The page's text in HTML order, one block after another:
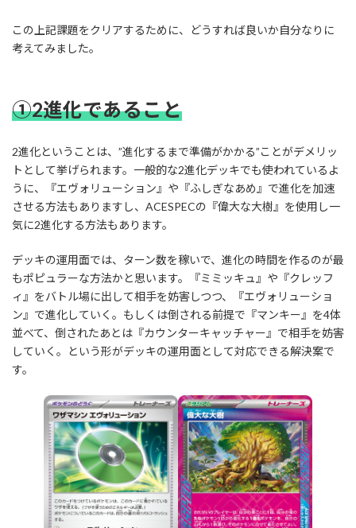
この上記課題をクリアするために、どうすれば良いか自分なりに
考えてみました。
①2進化であること
2進化ということは、”進化するまで準備がかかる”ことがデメリッ
トとして挙げられます。一般的な2進化デッキでも使われているよ
うに、『エヴォリューション』や『ふしぎなあめ』で進化を加速
させる方法もありますし、ACESPECの『偉大な大樹』を使用し一
気に2進化する方法もあります。
デッキの運用面では、ターン数を稼いで、進化の時間を作るのが最
もポピュラーな方法かと思います。『ミミッキュ』や『クレッフ
ィ』をバトル場に出して相手を妨害しつつ、『エヴォリューショ
ン』で進化していく。もしくは倒される前提で『マンキー』を4体
並べて、倒されたあとは『カウンターキャッチャー』で相手を妨害
していく。という形がデッキの運用面として対応できる解決案で
す。